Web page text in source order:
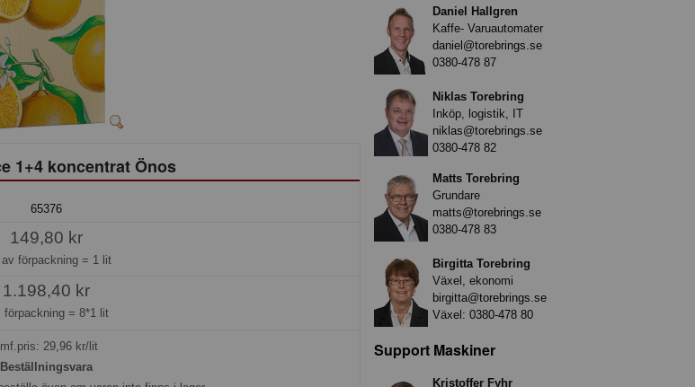
1+4 koncentrat Önos
65376
149,80 kr
av förpackning = 1 lit
1.198,40 kr
förpackning = 8*1 lit
29,96 kr/lit
Beställningsvara
Daniel Hallgren
Kaffe- Varuautomater
daniel@torebrings.se
0380-478 87
Niklas Torebring
Inköp, logistik, IT
niklas@torebrings.se
0380-478 82
Matts Torebring
Grundare
matts@torebrings.se
0380-478 83
Birgitta Torebring
Växel, ekonomi
birgitta@torebrings.se
Växel: 0380-478 80
Support Maskiner
Kristoffer Fyhr